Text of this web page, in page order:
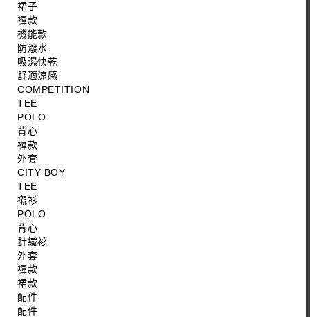
裙子
褲款
機能款
防潑水
吸濕快乾
舒適涼感
COMPETITION
TEE
POLO
背心
褲款
外套
CITY BOY
TEE
襯衫
POLO
背心
針織衫
外套
褲款
裙款
配件
配件